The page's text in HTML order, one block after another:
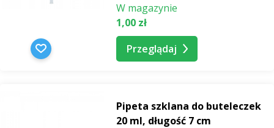
W magazynie
1,00 zł
Przeglądaj
Pipeta szklana do buteleczek
20 ml, długość 7 cm